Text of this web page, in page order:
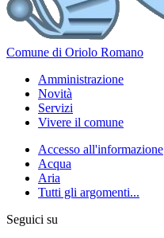
Comune di Oriolo Romano
Amministrazione
Novità
Servizi
Vivere il comune
Accesso all'informazione
Acqua
Aria
Tutti gli argomenti...
Seguici su